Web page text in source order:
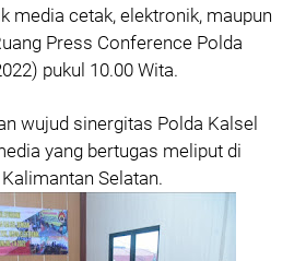
media cetak, elektronik, maupun
Press Conference Polda
pukul 10.00 Wita.
wujud sinergitas Polda Kalsel
yang bertugas meliput di
Selatan.